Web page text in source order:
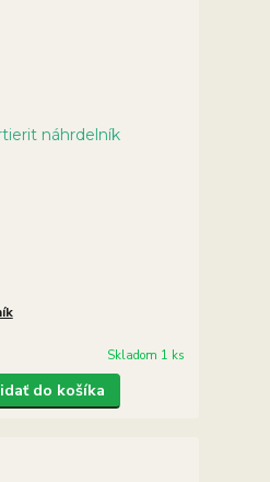
Skladom 1 ks
do košíka